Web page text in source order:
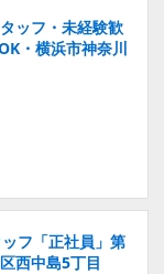
ッフ・未経験歓
・横浜市神奈川
フ「正社員」第
西中島5丁目